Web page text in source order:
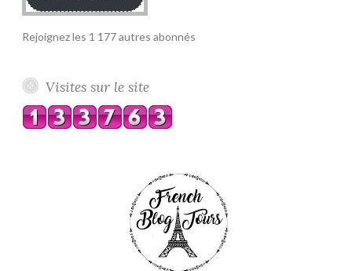
Rejoignez les 1 177 autres abonnés
Visites sur le site